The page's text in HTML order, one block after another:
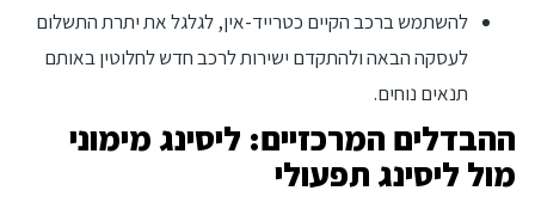
להשתמש ברכב הקיים כטרייד-אין, לגלגל את יתרת התשלום
לעסקה הבאה ולהתקדם ישירות לרכב חדש לחלוטין באותם
תנאים נוחים.
ההבדלים המרכזיים: ליסינג מימוני
מול ליסינג תפעולי